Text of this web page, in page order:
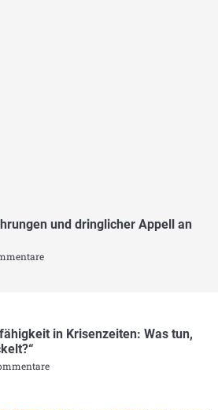
und dringlicher Appell an
in Krisenzeiten: Was tun,